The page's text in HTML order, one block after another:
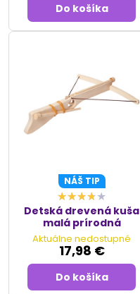
Do košíka
NÁŠ TIP
Detská drevená kuša
malá prírodná
Aktuálne nedostupné
17,98 €
Do košíka